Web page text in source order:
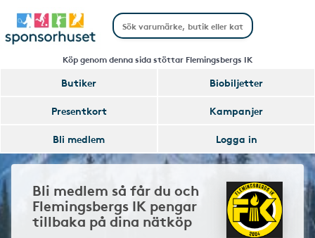
Köp genom denna sida stöttar Flemingsbergs IK
Butiker
Biobiljetter
Presentkort
Kampanjer
Bli medlem
Logga in
Bli medlem så får du och
Flemingsbergs IK pengar
tillbaka på dina nätköp